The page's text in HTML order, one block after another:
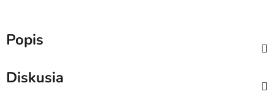
Popis
Diskusia